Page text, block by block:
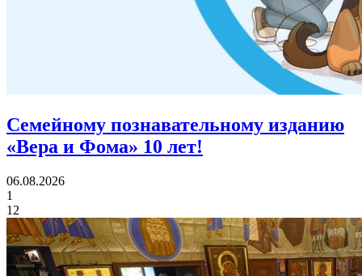
Семейному познавательному изданию
«Вера и Фома» 10 лет!
06.08.2026
1
12